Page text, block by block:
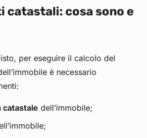
catastali: cosa sono e
per eseguire il calcolo del
è necessario
catastale dell’immobile;